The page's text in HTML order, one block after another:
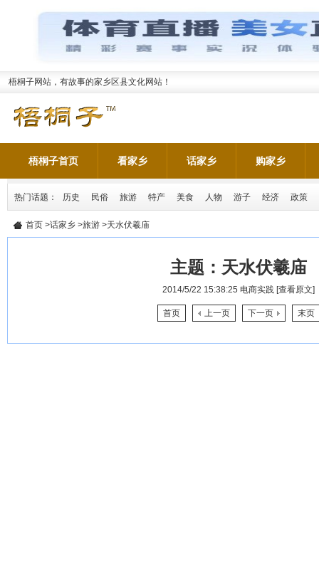
梧桐子网站，有故事的家乡区县文化网站！
梧桐子首页 看家乡 话家乡 购家乡
热门话题： 历史 民俗 旅游 特产 美食 人物 游子 经济 政策
首页 >话家乡 >旅游 >天水伏羲庙
主题： 天水伏羲庙
2014/5/22 15:38:25 电商实践 [查看原文]
首页 上一页 下一页 末页